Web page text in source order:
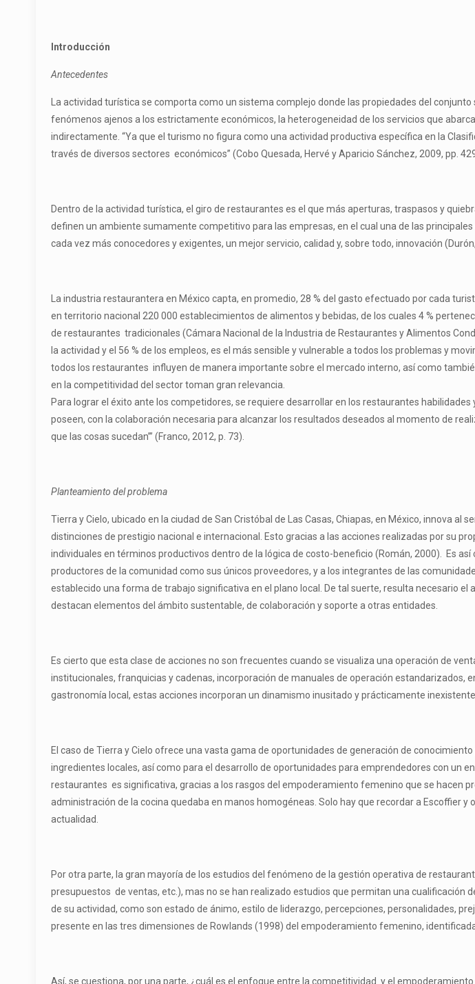
Introducción
Antecedentes
La actividad turística se comporta como un sistema complejo donde las propiedades del
fenómenos ajenos a los estrictamente económicos, la heterogeneidad de los servicios que
indirectamente. “Ya que el turismo no figura como una actividad productiva específica en la
través de diversos sectores económicos” (Cobo Quesada, Hervé y Aparicio Sánchez, 2009, pp.
Dentro de la actividad turística, el giro de restaurantes es el que más aperturas, traspasos y
definen un ambiente sumamente competitivo para las empresas, en el cual una de las
cada vez más conocedores y exigentes, un mejor servicio, calidad y, sobre todo, innovación (Durón,
La industria restaurantera en México capta, en promedio, 28 % del gasto efectuado por cada
en territorio nacional 220 000 establecimientos de alimentos y bebidas, de los cuales 4 %
de restaurantes tradicionales (Cámara Nacional de la Industria de Restaurantes y Alimentos
la actividad y el 56 % de los empleos, es el más sensible y vulnerable a todos los problemas y
todos los restaurantes influyen de manera importante sobre el mercado interno, así como
en la competitividad del sector toman gran relevancia.
Para lograr el éxito ante los competidores, se requiere desarrollar en los restaurantes
poseen, con la colaboración necesaria para alcanzar los resultados deseados al momento de
que las cosas sucedan’” (Franco, 2012, p. 73).
Planteamiento del problema
Tierra y Cielo, ubicado en la ciudad de San Cristóbal de Las Casas, Chiapas, en México, innova
distinciones de prestigio nacional e internacional. Esto gracias a las acciones realizadas por su
individuales en términos productivos dentro de la lógica de costo-beneficio (Román, 2000). Es
productores de la comunidad como sus únicos proveedores, y a los integrantes de las
establecido una forma de trabajo significativa en el plano local. De tal suerte, resulta necesario
destacan elementos del ámbito sustentable, de colaboración y soporte a otras entidades.
Es cierto que esta clase de acciones no son frecuentes cuando se visualiza una operación de
institucionales, franquicias y cadenas, incorporación de manuales de operación estandarizados,
gastronomía local, estas acciones incorporan un dinamismo inusitado y prácticamente inexistente.
El caso de Tierra y Cielo ofrece una vasta gama de oportunidades de generación de
ingredientes locales, así como para el desarrollo de oportunidades para emprendedores con un
restaurantes es significativa, gracias a los rasgos del empoderamiento femenino que se hacen
administración de la cocina quedaba en manos homogéneas. Solo hay que recordar a Escoffier
actualidad.
Por otra parte, la gran mayoría de los estudios del fenómeno de la gestión operativa de
presupuestos de ventas, etc.), mas no se han realizado estudios que permitan una cualificación
de su actividad, como son estado de ánimo, estilo de liderazgo, percepciones, personalidades,
presente en las tres dimensiones de Rowlands (1998) del empoderamiento femenino,
Así, se cuestiona, por una parte, ¿cuál es el enfoque entre la competitividad y el